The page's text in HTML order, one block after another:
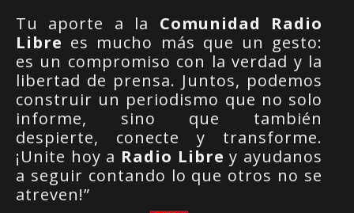
Tu aporte a la Comunidad Radio
Libre es mucho más que un gesto:
es un compromiso con la verdad y la
libertad de prensa. Juntos, podemos
construir un periodismo que no solo
informe, sino que también
despierte, conecte y transforme.
¡Unite hoy a Radio Libre y ayudanos
a seguir contando lo que otros no se
atreven!”